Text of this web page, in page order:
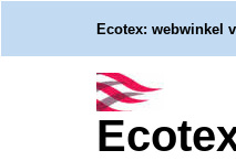
Ecotex: webwinkel